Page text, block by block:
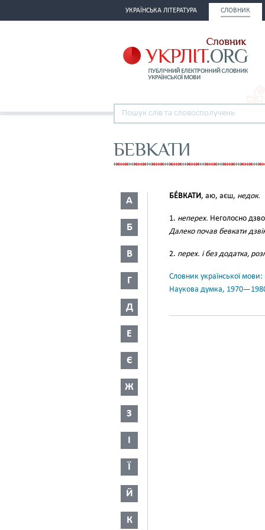
УКРАЇНСЬКА ЛІТЕРАТУРА СЛОВНИК
БЕВКАТИ
А
Б
В
Г
Д
Е
Є
Ж
З
І
Ї
Й
К
БЕ́ВКАТИ, аю, аєш, недок.
1. неперех. Неголосно
Далеко почав бевкати
2. перех. і без додатка,
Словник української
Наукова думка,